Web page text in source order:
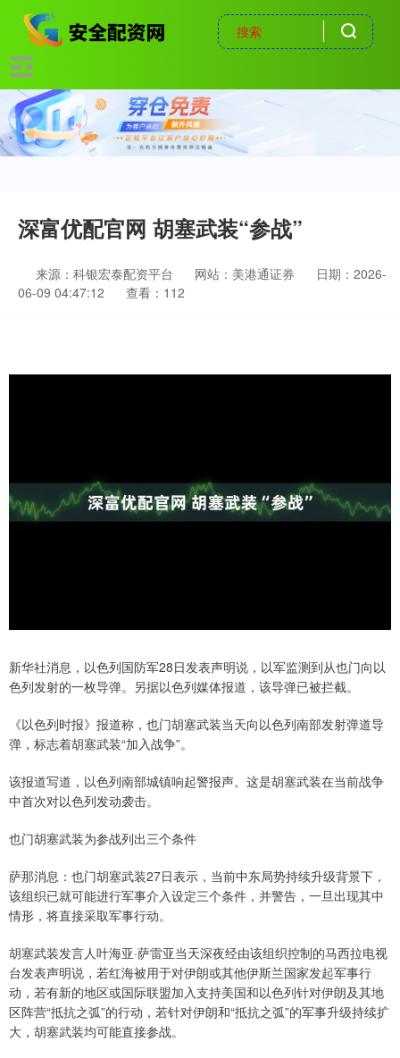
深富优配官网 胡塞武装“参战”
来源：科银宏泰配资平台 网站：美港通证券
日期：2026-
06-09 04:47:12
查看：112
新华社消息，以色列国防军28日发表声明说，以军监测到从也门向以
色列发射的一枚导弹。另据以色列媒体报道，该导弹已被拦截。
《以色列时报》报道称，也门胡塞武装当天向以色列南部发射弹道导
弹，标志着胡塞武装“加入战争”。
该报道写道，以色列南部城镇响起警报声。这是胡塞武装在当前战争
中首次对以色列发动袭击。
也门胡塞武装为参战列出三个条件
萨那消息：也门胡塞武装27日表示，当前中东局势持续升级背景下，
该组织已就可能进行军事介入设定三个条件，并警告，一旦出现其中
情形，将直接采取军事行动。
胡塞武装发言人叶海亚·萨雷亚当天深夜经由该组织控制的马西拉电视
台发表声明说，若红海被用于对伊朗或其他伊斯兰国家发起军事行
动，若有新的地区或国际联盟加入支持美国和以色列针对伊朗及其地
区阵营“抵抗之弧”的行动，若针对伊朗和“抵抗之弧”的军事升级持续扩
大，胡塞武装均可能直接参战。